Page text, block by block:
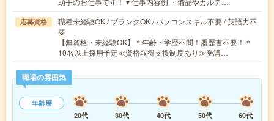
応募資格
職種未経験OK / ブランクOK / パソコンスキル不要 / 英語力不
要
【無資格・未経験OK】＊年齢・学歴不問！履歴書不要！＊
10名以上採用予定≪資格取得支援制度あり≫受講…
職場の雰囲気
年齢層
20代
30代 40代 50代
60代